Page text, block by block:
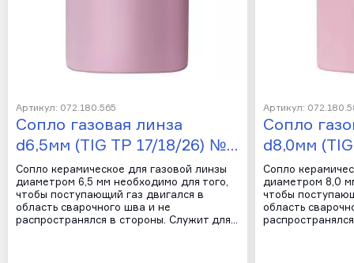
Артикул: 072.180.565
Сопло газовая линза
d6,5мм (TIG TP 17/18/26) №…
Сопло керамическое для газовой линзы
диаметром 6,5 мм необходимо для того,
чтобы поступающий газ двигался в
область сварочного шва и не
распространялся в стороны. Служит для…
Артикул:
Сопло
d8,0мм
Сопло
диаметром 8,0
чтобы
область